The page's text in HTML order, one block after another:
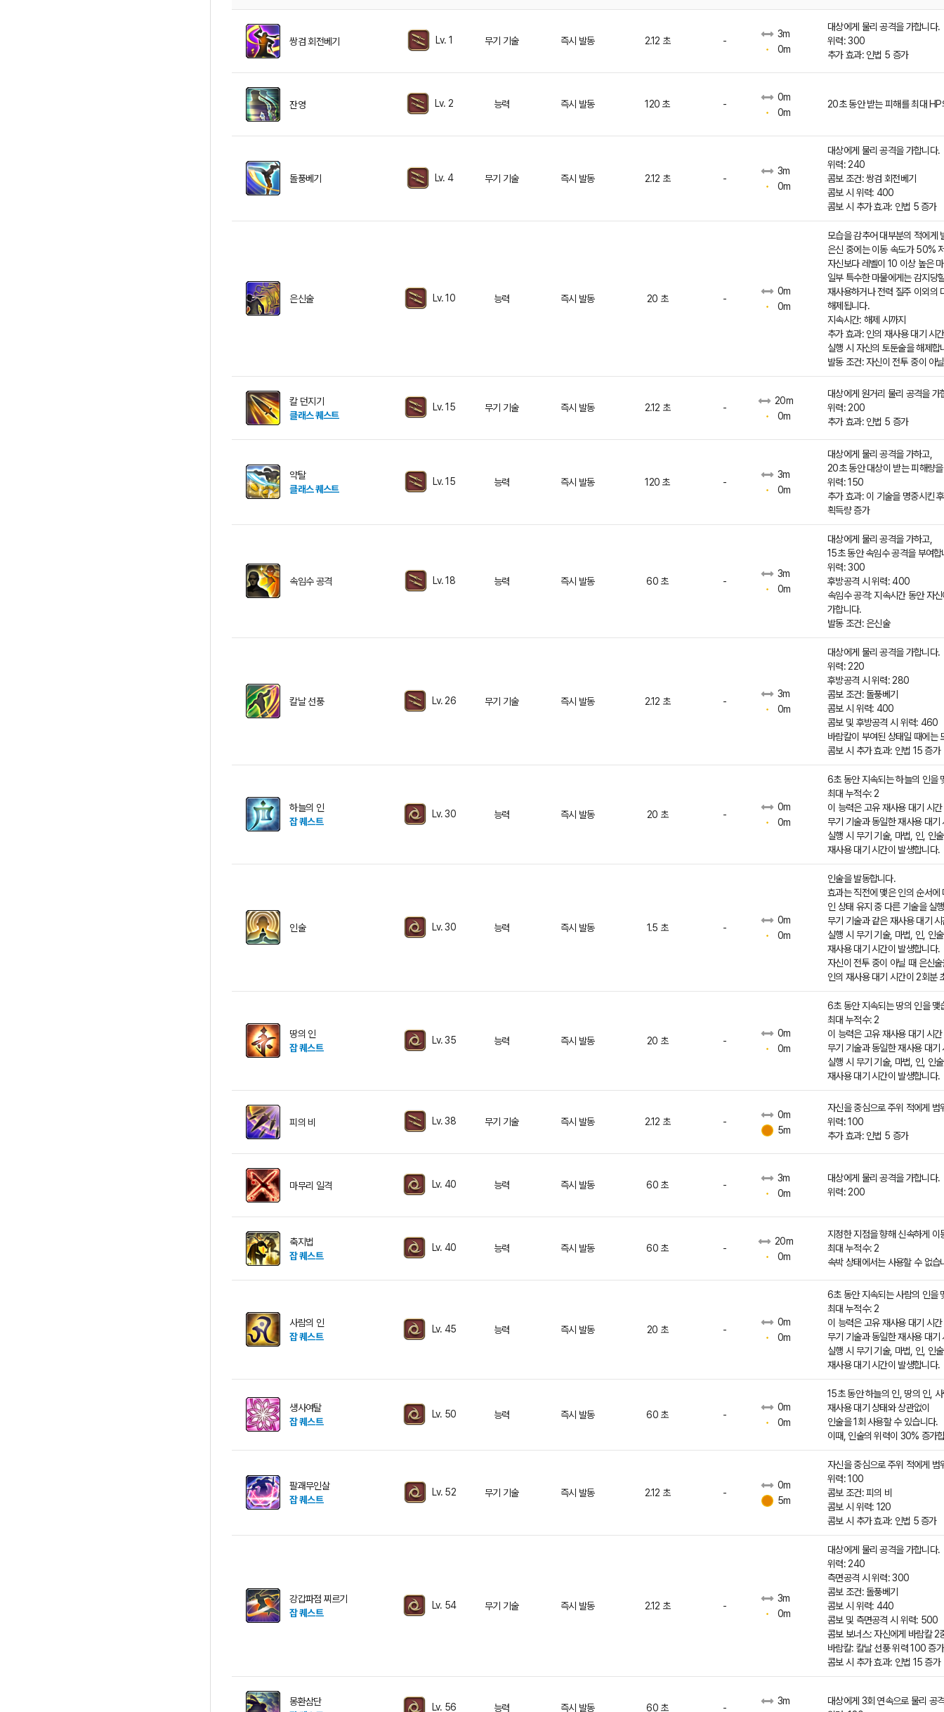
쌍검 회전베기 Lv. 1 무기 기술 즉시 발동 2.12 초 -
3m
0m
대상에게 물리 공격을 가합니다.
위력: 300
추가 효과: 인법 5 증가
잔영 Lv. 2 능력 즉시 발동 120 초 -
0m
0m
20초 동안 받는 피해를 최대
돌풍베기 Lv. 4 무기 기술 즉시 발동 2.12 초 -
3m
0m
대상에게 물리 공격을 가합니다.
위력: 240
콤보 조건: 쌍검 회전베기
콤보 시 위력: 400
콤보 시 추가 효과: 인법 5 증가
은신술 Lv. 10 능력 즉시 발동 20 초 -
0m
0m
모습을 감추어 대부분의 적에게
은신 중에는 이동 속도가 50%
자신보다 레벨이 10 이상 높은
일부 특수한 마물에게는 감지당
재사용하거나 전력 질주 이외의
해제됩니다.
지속시간: 해제 시까지
추가 효과: 인의 재사용 대기 시
실행 시 자신의 토둔술을 해제합
발동 조건: 자신이 전투 중이 아
칼 던지기
클래스 퀘스트
Lv. 15 무기 기술 즉시 발동 2.12 초 -
20m
0m
대상에게 원거리 물리 공격을 가
위력: 200
추가 효과: 인법 5 증가
약탈
클래스 퀘스트
Lv. 15 능력 즉시 발동 120 초 -
3m
0m
대상에게 물리 공격을 가하고,
20초 동안 대상이 받는 피해량
위력: 150
추가 효과: 이 기술을 명중시킨
획득량 증가
속임수 공격 Lv. 18 능력 즉시 발동 60 초 -
3m
0m
대상에게 물리 공격을 가하고,
15초 동안 속임수 공격을 부여합
위력: 300
후방공격 시 위력: 400
속임수 공격: 지속시간 동안 자
가합니다.
발동 조건: 은신술
칼날 선풍 Lv. 26 무기 기술 즉시 발동 2.12 초 -
3m
0m
대상에게 물리 공격을 가합니다.
위력: 220
후방공격 시 위력: 280
콤보 조건: 돌풍베기
콤보 시 위력: 400
콤보 및 후방공격 시 위력: 460
바람칼이 부여된 상태일 때에는
콤보 시 추가 효과: 인법 15 증가
하늘의 인
잡 퀘스트
Lv. 30 능력 즉시 발동 20 초 -
0m
0m
6초 동안 지속되는 하늘의 인을
최대 누적수: 2
이 능력은 고유 재사용 대기 시
무기 기술과 동일한 재사용 대기
실행 시 무기 기술, 마법, 인, 인
재사용 대기 시간이 발생합니다.
인술 Lv. 30 능력 즉시 발동 1.5 초 -
0m
0m
인술을 발동합니다.
효과는 직전에 맺은 인의 순서에
인 상태 유지 중 다른 기술을 실
무기 기술과 같은 재사용 대기
실행 시 무기 기술, 마법, 인, 인
재사용 대기 시간이 발생합니다.
자신이 전투 중이 아닐 때 은신
인의 재사용 대기 시간이 2회분
땅의 인
잡 퀘스트
Lv. 35 능력 즉시 발동 20 초 -
0m
0m
6초 동안 지속되는 땅의 인을 맺
최대 누적수: 2
이 능력은 고유 재사용 대기 시
무기 기술과 동일한 재사용 대기
실행 시 무기 기술, 마법, 인, 인
재사용 대기 시간이 발생합니다.
피의 비 Lv. 38 무기 기술 즉시 발동 2.12 초 -
0m
5m
자신을 중심으로 주위 적에게 범
위력: 100
추가 효과: 인법 5 증가
마무리 일격 Lv. 40 능력 즉시 발동 60 초 -
3m
0m
대상에게 물리 공격을 가합니다.
위력: 200
축지법
잡 퀘스트
Lv. 40 능력 즉시 발동 60 초 -
20m
0m
지정한 지점을 향해 신속하게 이
최대 누적수: 2
속박 상태에서는 사용할 수 없습
사람의 인
잡 퀘스트
Lv. 45 능력 즉시 발동 20 초 -
0m
0m
6초 동안 지속되는 사람의 인을
최대 누적수: 2
이 능력은 고유 재사용 대기 시
무기 기술과 동일한 재사용 대기
실행 시 무기 기술, 마법, 인, 인
재사용 대기 시간이 발생합니다.
생사여탈
잡 퀘스트
Lv. 50 능력 즉시 발동 60 초 -
0m
0m
15초 동안 하늘의 인, 땅의 인,
재사용 대기 상태와 상관없이
인술을 1회 사용할 수 있습니다.
이때, 인술의 위력이 30% 증가
팔괘무인살
잡 퀘스트
Lv. 52 무기 기술 즉시 발동 2.12 초 -
0m
5m
자신을 중심으로 주위 적에게 범
위력: 100
콤보 조건: 피의 비
콤보 시 위력: 120
콤보 시 추가 효과: 인법 5 증가
강갑파점 찌르기
잡 퀘스트
Lv. 54 무기 기술 즉시 발동 2.12 초 -
3m
0m
대상에게 물리 공격을 가합니다.
위력: 240
측면공격 시 위력: 300
콤보 조건: 돌풍베기
콤보 시 위력: 440
콤보 및 측면공격 시 위력: 500
콤보 보너스: 자신에게 바람칼 2
바람칼: 칼날 선풍 위력 100 증가
콤보 시 추가 효과: 인법 15 증가
몽환삼단
Lv. 56 능력 즉시 발동 60 초 -
3m
대상에게 3회 연속으로 물리 공